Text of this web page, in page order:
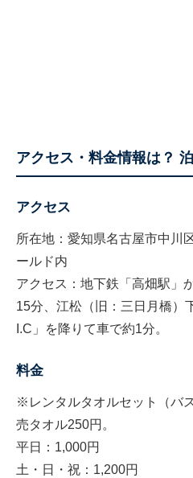
アクセス・料金情報は？
アクセス
所在地：愛知県名古屋市中川
ールド内
アクセス：地下鉄「高畑駅」
15分、江松（旧：三日月橋）
I.C」を降りて車で約1分。
料金
※レンタルタオルセット（バ
売タオル250円。
平日：1,000円
土・日・祝：1,200円